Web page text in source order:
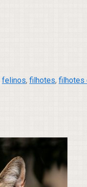
felinos, filhotes, filhotes